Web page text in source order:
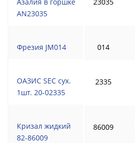
AN23035
Фрезия JM014
ОАЗИС SEC сух.
1шт. 20-02335
Кризал жидкий
82-86009
014
2335
86009